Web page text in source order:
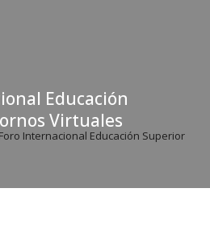
Educación
Virtuales
Internacional Educación Superior